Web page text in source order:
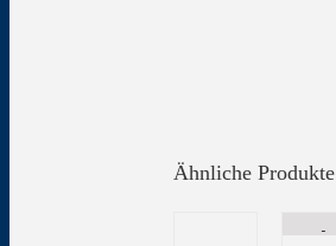
Ähnliche Produkte